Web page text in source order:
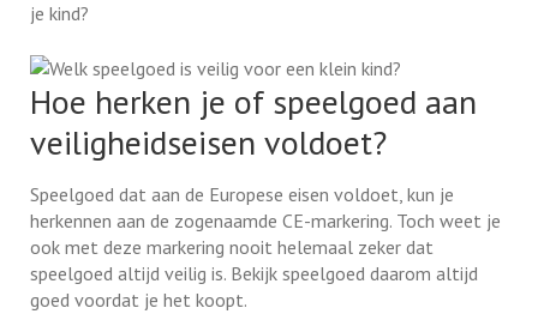
je kind?
Hoe herken je of speelgoed aan
veiligheidseisen voldoet?
Speelgoed dat aan de Europese eisen voldoet, kun je
herkennen aan de zogenaamde CE-markering. Toch weet je
ook met deze markering nooit helemaal zeker dat
speelgoed altijd veilig is. Bekijk speelgoed daarom altijd
goed voordat je het koopt.